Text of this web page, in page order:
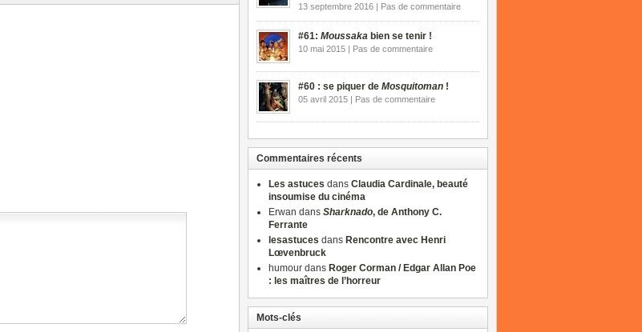
13 septembre 2016 | Pas de commentaire
#61: Moussaka bien se tenir !
10 mai 2015 | Pas de commentaire
#60 : se piquer de Mosquitoman !
05 avril 2015 | Pas de commentaire
Commentaires récents
Les astuces dans Claudia Cardinale, beauté
insoumise du cinéma
Erwan dans Sharknado, de Anthony C.
Ferrante
lesastuces dans Rencontre avec Henri
Lœvenbruck
humour dans Roger Corman / Edgar Allan Poe
: les maîtres de l’horreur
Mots-clés